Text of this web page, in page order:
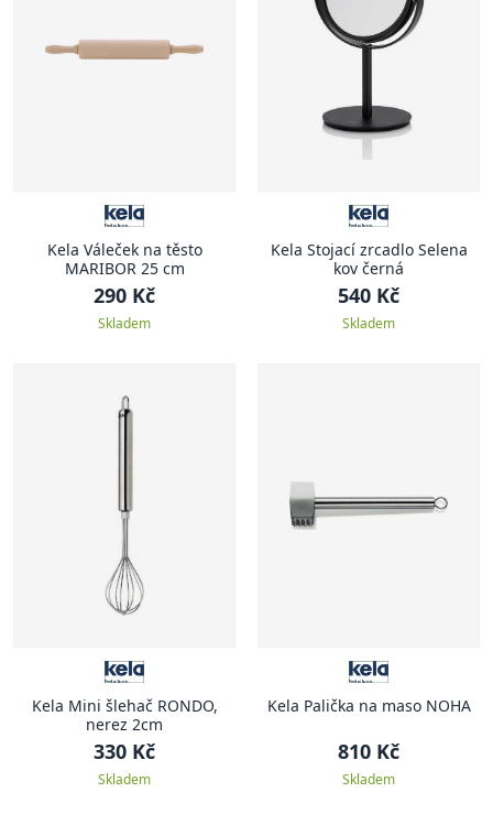
Kela Váleček na těsto
MARIBOR 25 cm
290 Kč
Skladem
Kela Stojací zrcadlo Selena
kov černá
540 Kč
Skladem
Kela Mini šlehač RONDO,
nerez 2cm
330 Kč
Skladem
Kela Palička na maso NOHA
810 Kč
Skladem